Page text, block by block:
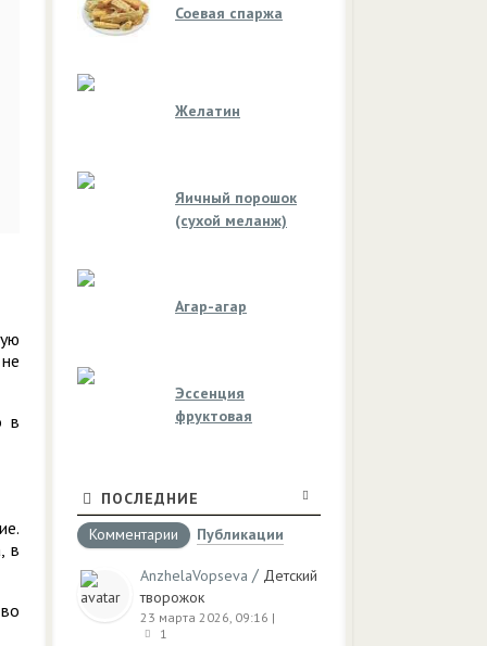
в
в
Соевая спаржа
Желатин
Яичный порошок
(сухой меланж)
Агар-агар
Эссенция
фруктовая
ПОСЛЕДНИЕ
Комментарии
Публикации
AnzhelaVopseva / Детский
творожок
23 марта 2026, 09:16 |
1